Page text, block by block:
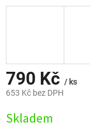
790 Kč / ks
653 Kč bez DPH
cena:
Skladem